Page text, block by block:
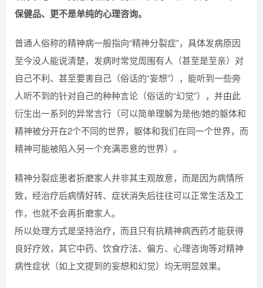
保健品、更不是单纯的心理咨询。
普通人俗称的精神病一般指向“精神分裂症”，具体发病原因
至今没人能说清楚，发病时常觉周围有人（甚至是至亲）对
自己不利、甚至要害自己（俗话的“妄想”），能听到一些旁
人听不到的针对自己的种种言论（俗话的“幻觉”），并由此
衍生出一系列的异常言行（可以简单理解为是他/她的躯体和
精神被分开在2个不同的世界，躯体和我们在同一个世界，而
精神可能被陷入另一个充满恶意的世界）。
精神分裂症患者折磨家人并非其主观故意，而是因为病情所
致，经治疗后病情好转、症状消失后往往可以正常生活及工
作，也就不会再折磨家人。
所以处理方式是坚持治疗，而且只有抗精神病西药才能获得
良好疗效，其它中药、饮食疗法、偏方、心理咨询等对精神
病性症状（如上文提到的妄想和幻觉）均无明显效果。